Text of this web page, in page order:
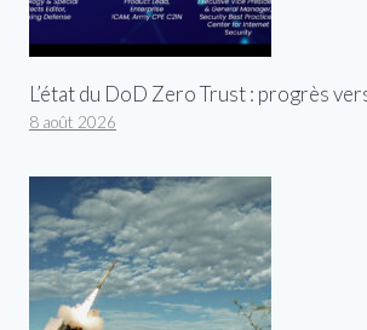
L’état du DoD Zero Trust : progrès
8 août 2026